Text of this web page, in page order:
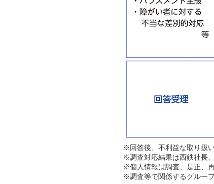
※回答後、不利益な取り扱
※調査対応結果は西鉄社長
※個人情報は調査、是正、
※調査等で関係するグルー